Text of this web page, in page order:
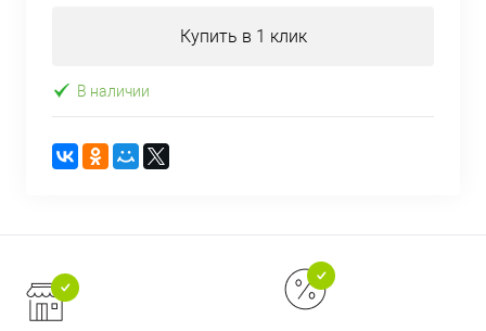
Купить в 1 клик
В наличии